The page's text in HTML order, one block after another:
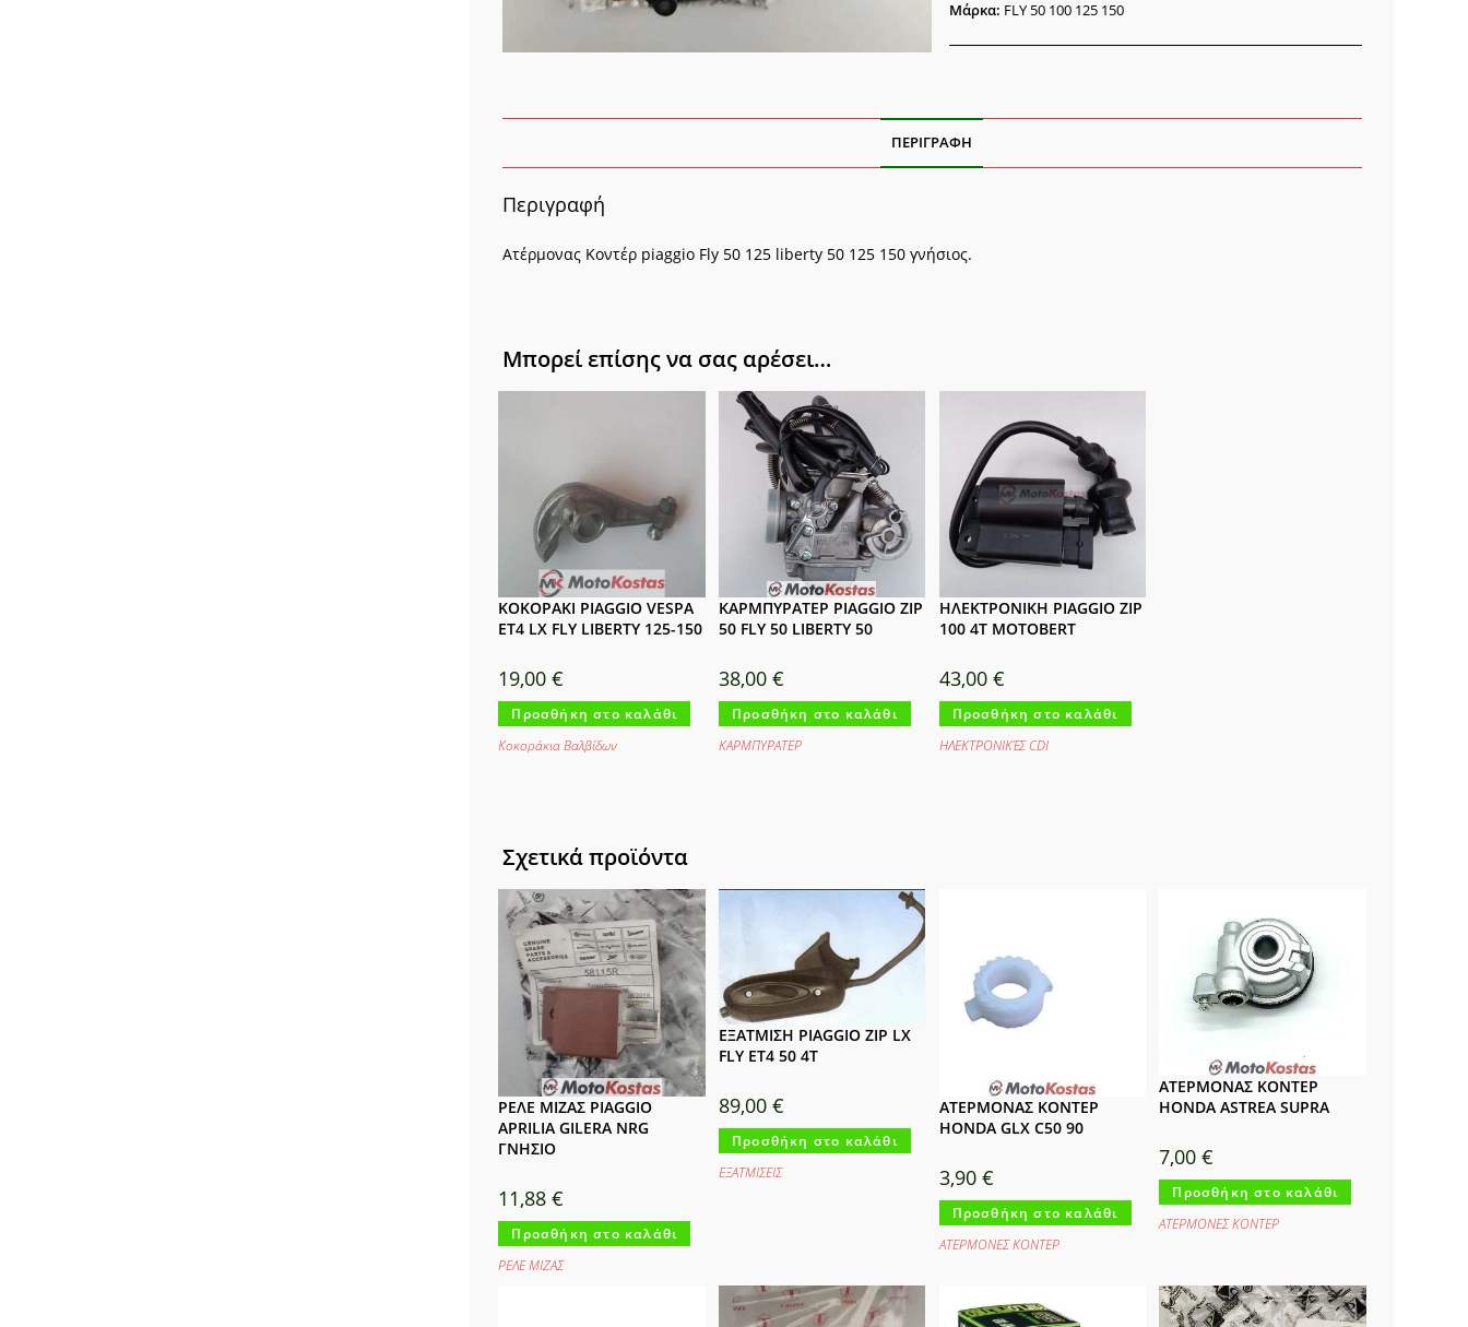
ποσότητα
Μάρκα: FLY 50 100 125 150
ΠΕΡΙΓΡΑΦΉ
Περιγραφή
Ατέρμονας Κοντέρ piaggio Fly 50 125 liberty 50 125 150 γνήσιος.
Μπορεί επίσης να σας αρέσει…
ΚΟΚΟΡΑΚΙ PIAGGIO VESPA
ET4 LX FLY LIBERTY 125-150
19,00€
Προσθήκη στο καλάθι
Κοκοράκια Βαλβίδων
ΚΑΡΜΠΥΡΑΤΕΡ PIAGGIO ZIP
50 FLY 50 LIBERTY 50
38,00€
Προσθήκη στο καλάθι
ΚΑΡΜΠΥΡΑΤΕΡ
ΗΛΕΚΤΡΟΝΙΚΗ PIAGGIO ZIP
100 4T MOTOBERT
43,00 €
Προσθήκη στο καλάθι
ΗΛΕΚΤΡΟΝΙΚΈΣ CDI
Σχετικά προϊόντα
ΡΕΛΕ ΜΙΖΑΣ PIAGGIO
APRILIA GILERA NRG
ΓΝΗΣΙΟ
11,88€
Προσθήκη στο καλάθι
ΡΕΛΕ ΜΙΖΑΣ
ΕΞΑΤΜΙΣΗ PIAGGIO ZIP LX
FLY ET4 50 4T
89,00€
Προσθήκη στο καλάθι
ΕΞΑΤΜΙΣΕΙΣ
ΑΤΕΡΜΟΝΑΣ ΚΟΝΤΕΡ
HONDA GLX C50 90
3,90 €
Προσθήκη στο καλάθι
ΑΤΕΡΜΟΝΕΣ ΚΟΝΤΕΡ
ΑΤΕΡΜΟΝΑΣ ΚΟΝΤΕΡ
HONDA ASTREA SUPRA
7,00€
Προσθήκη στο καλάθι
ΑΤΕΡΜΟΝΕΣ ΚΟΝΤΕΡ